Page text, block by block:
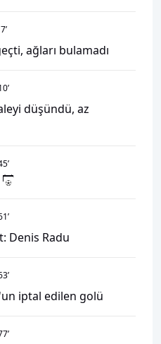
7’
ağları bulamadı
’
düşündü, az
’
’
Denis Radu
’
iptal edilen golü
’